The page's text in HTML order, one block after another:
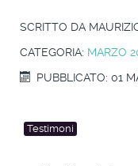
SCRITTO DA
CATEGORIA: MARZO
PUBBLICATO: 01
Testimoni